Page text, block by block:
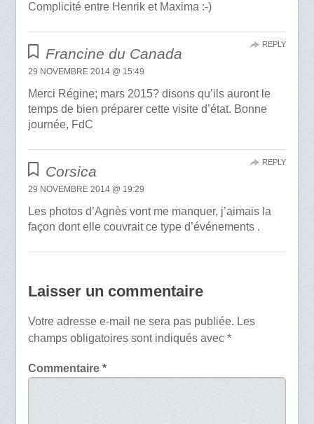
Complicité entre Henrik et Maxima :-)
Francine du Canada
29 NOVEMBRE 2014 @ 15:49
Merci Régine; mars 2015? disons qu’ils auront le
temps de bien préparer cette visite d’état. Bonne
journée, FdC
REPLY
Corsica
29 NOVEMBRE 2014 @ 19:29
Les photos d’Agnès vont me manquer, j’aimais la
façon dont elle couvrait ce type d’événements .
REPLY
Laisser un commentaire
Votre adresse e-mail ne sera pas publiée. Les
champs obligatoires sont indiqués avec *
Commentaire *